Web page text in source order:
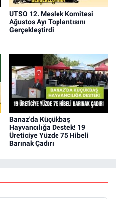
UTSO 12. Meslek Komitesi
Ağustos Ayı Toplantısını
Gerçekleştirdi
Banaz'da Küçükbaş
Hayvancılığa Destek! 19
Üreticiye Yüzde 75 Hibeli
Barınak Çadırı